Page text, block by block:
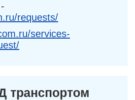
requests/
services-
транспортом